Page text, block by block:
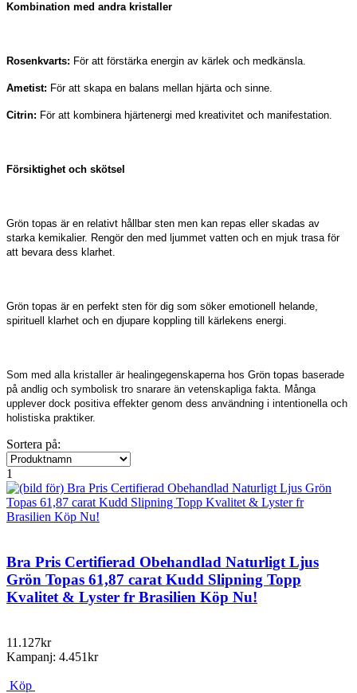
Kombination med andra kristaller
Rosenkvarts: För att förstärka energin av kärlek och medkänsla.
Ametist: För att skapa en balans mellan hjärta och sinne.
Citrin: För att kombinera hjärtenergi med kreativitet och manifestation.
Försiktighet och skötsel
Grön topas är en relativt hållbar sten men kan repas eller skadas av
starka kemikalier. Rengör den med ljummet vatten och en mjuk trasa för
att bevara dess klarhet.
Grön topas är en perfekt sten för dig som söker emotionell helande,
spirituell klarhet och en djupare koppling till kärlekens energi.
Som med alla kristaller är healingegenskaperna hos Grön topas baserade
på andlig och symbolisk tro snarare än vetenskapliga fakta. Många
upplever dock positiva effekter genom dess användning i intentionella och
holistiska praktiker.
Sortera på:
1
Bra Pris Certifierad Obehandlad Naturligt Ljus
Grön Topas 61,87 carat Kudd Slipning Topp
Kvalitet & Lyster fr Brasilien Köp Nu!
11.127kr
Kampanj: 4.451kr
Köp